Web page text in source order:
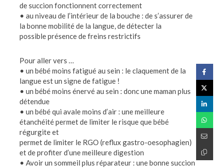
de succion fonctionnent correctement
• au niveau de l’intérieur de la bouche : de s’assurer de
la bonne mobilité de la langue, de détecter la
possible présence de freins restrictifs
Pour aller vers …
• un bébé moins fatigué au sein : le claquement de la
langue est un signe de fatigue !
• un bébé moins énervé au sein : donc une maman plus
détendue
• un bébé qui avale moins d’air : une meilleure
étanchéité permet de limiter le risque que bébé
régurgite et
permet de limiter le RGO (reflux gastro-oesophagien)
et de profiter d’une meilleure digestion
• Avoir un sommeil plus réparateur : une bonne succion